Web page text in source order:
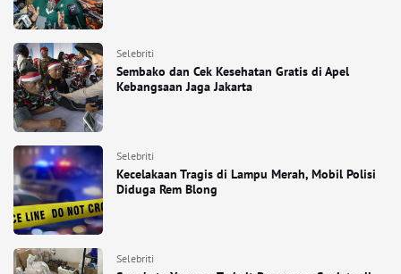
Selebriti
Sembako dan Cek Kesehatan Gratis di Apel
Kebangsaan Jaga Jakarta
Selebriti
Kecelakaan Tragis di Lampu Merah, Mobil Polisi
Diduga Rem Blong
Selebriti